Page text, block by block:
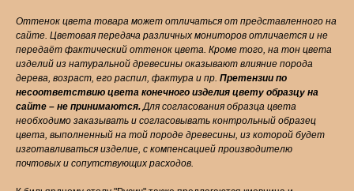
Оттенок цвета товара может отличаться от представленного на
сайте. Цветовая передача различных мониторов отличается и не
передаёт фактический оттенок цвета. Кроме того, на тон цвета
изделий из натуральной древесины оказывают влияние порода
дерева, возраст, его распил, фактура и пр. Претензии по
несоответствию цвета конечного изделия цвету образцу на
сайте – не принимаются.Для согласования образца цвета
необходимо заказывать и согласовывать контрольный образец
цвета, выполненный на той породе древесины, из которой будет
изготавливаться изделие, с компенсацией производителю
почтовых и сопутствующих расходов.